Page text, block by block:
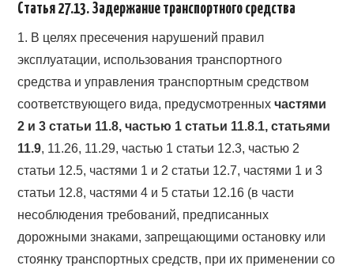
Статья 27.13. Задержание транспортного средства
1. В целях пресечения нарушений правил
эксплуатации, использования транспортного
средства и управления транспортным средством
соответствующего вида, предусмотренныхчастями
2 и 3 статьи 11.8, частью 1 статьи 11.8.1, статьями
11.9, 11.26, 11.29, частью 1 статьи 12.3, частью 2
статьи 12.5, частями 1 и 2 статьи 12.7, частями 1 и 3
статьи 12.8, частями 4 и 5 статьи 12.16 (в части
несоблюдения требований, предписанных
дорожными знаками, запрещающими остановку или
стоянку транспортных средств, при их применении со